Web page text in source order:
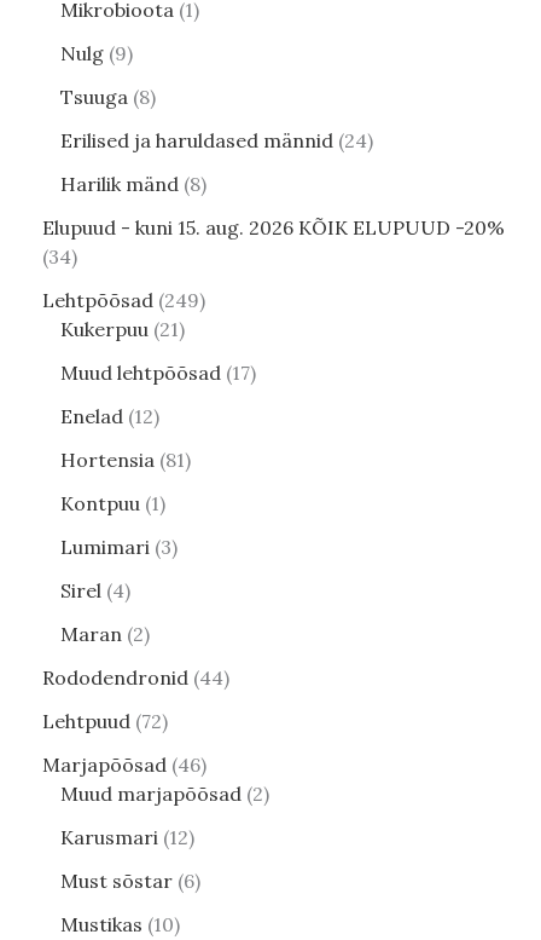
Mikrobioota 1
Nulg 9
Tsuuga 8
Erilised ja haruldased männid 24
Harilik mänd 8
Elupuud - kuni 15. aug. 2026 KÕIK ELUPUUD -20%
34
Lehtpõõsad 249
Kukerpuu 21
Muud lehtpõõsad 17
Enelad 12
Hortensia 81
Kontpuu 1
Lumimari 3
Sirel 4
Maran 2
Rododendronid 44
Lehtpuud 72
Marjapõõsad 46
Muud marjapõõsad 2
Karusmari 12
Must sõstar 6
Mustikas 10